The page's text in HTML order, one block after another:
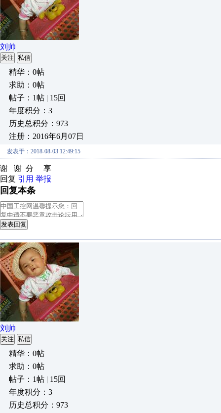
刘帅
关注 私信
精华：0帖
求助：0帖
帖子：1帖 | 15回
年度积分：3
历史总积分：973
注册：2016年6月07日
发表于：2018-08-03 12:49:15
谢 谢 分 享
回复 引用 举报
回复本条
发表回复
刘帅
关注 私信
精华：0帖
求助：0帖
帖子：1帖 | 15回
年度积分：3
历史总积分：973